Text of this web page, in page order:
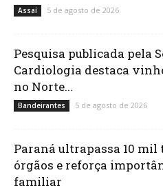
Assaí 5 de agosto de 2026
Pesquisa publicada pela
Cardiologia destaca
no Norte...
Bandeirantes 5 de agosto de 2026
Paraná ultrapassa 10
órgãos e reforça
familiar